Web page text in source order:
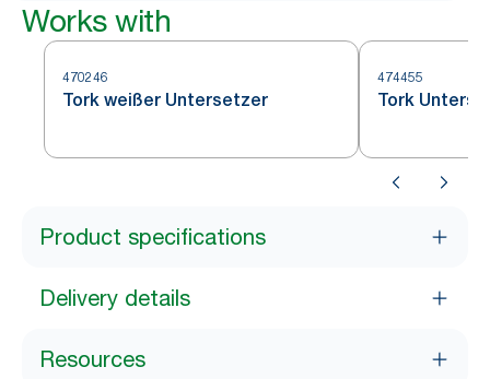
Works with
470246
Tork weißer Untersetzer
474455
Tork
Product specifications
Delivery details
Resources